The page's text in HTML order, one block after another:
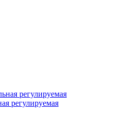
регулируемая